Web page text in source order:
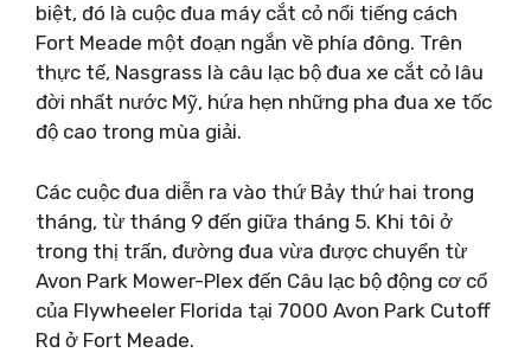
biệt, đó là cuộc đua máy cắt cỏ nổi tiếng cách
Fort Meade một đoạn ngắn về phía đông. Trên
thực tế, Nasgrass là câu lạc bộ đua xe cắt cỏ lâu
đời nhất nước Mỹ, hứa hẹn những pha đua xe tốc
độ cao trong mùa giải.
Các cuộc đua diễn ra vào thứ Bảy thứ hai trong
tháng, từ tháng 9 đến giữa tháng 5. Khi tôi ở
trong thị trấn, đường đua vừa được chuyển từ
Avon Park Mower-Plex đến Câu lạc bộ động cơ cổ
của Flywheeler Florida tại 7000 Avon Park Cutoff
Rd ở Fort Meade.